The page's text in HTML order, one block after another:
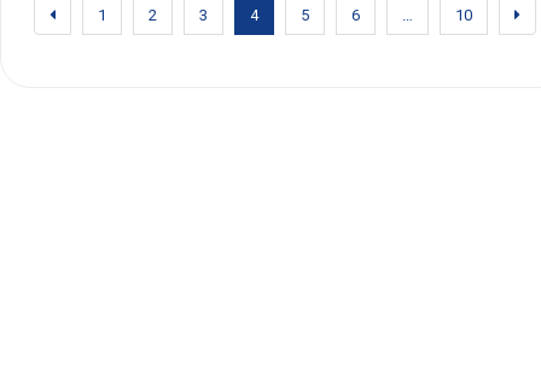
1 2 3 4 5 6 … 10